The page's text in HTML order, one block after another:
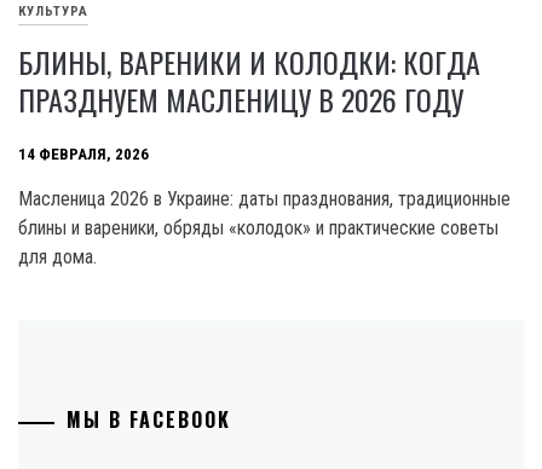
КУЛЬТУРА
БЛИНЫ, ВАРЕНИКИ И КОЛОДКИ: КОГДА
ПРАЗДНУЕМ МАСЛЕНИЦУ В 2026 ГОДУ
14 ФЕВРАЛЯ, 2026
Масленица 2026 в Украине: даты празднования, традиционные
блины и вареники, обряды «колодок» и практические советы
для дома.
МЫ В FACEBOOK